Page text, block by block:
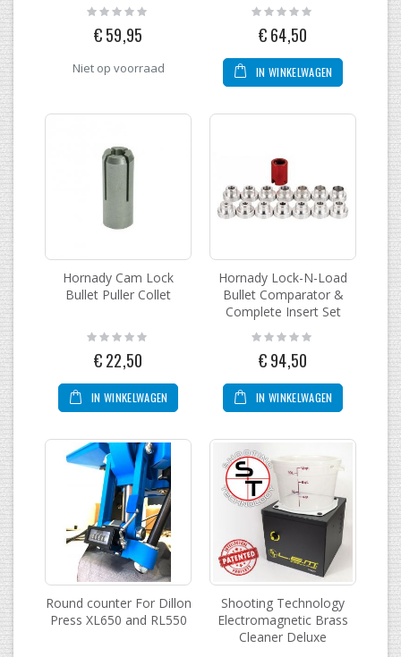
Rating:
0%
€ 59,95
Niet op voorraad
Rating:
0%
€ 64,50
IN WINKELWAGEN
Hornady Cam Lock
Bullet Puller Collet
Rating:
€ 22,50
IN WINKELWAGEN
Hornady Lock-N-Load
Bullet Comparator &
Complete Insert Set
Rating:
€ 94,50
IN WINKELWAGEN
Round counter For Dillon
Press XL650 and RL550
Shooting Technology
Electromagnetic Brass
Cleaner Deluxe